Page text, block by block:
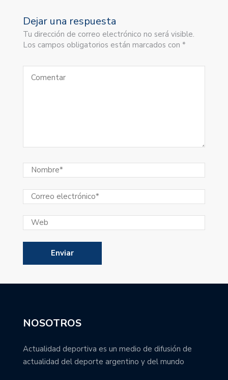
Dejar una respuesta
Tu dirección de correo electrónico no será visible.
Los campos obligatorios están marcados con *
NOSOTROS
Actualidad deportiva es un medio de difusión de
actualidad del deporte argentino y del mundo